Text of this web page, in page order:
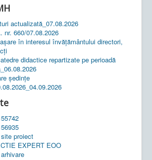
actualizată_07.08.2026
nr. 660/07.08.2026
în interesul învățământului directori,
didactice repartizate pe perioadă
ședințe
proiect
EXPERT EOO